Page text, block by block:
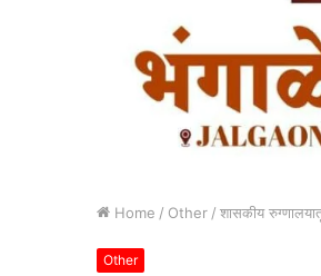
Home / Other / शासकीय
Other